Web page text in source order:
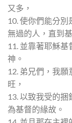
又多，
10. 使你們能分
無過的人，直到
11. 並靠著耶穌
神。
12. 弟兄們，我
旺，
13. 以致我受的
為基督的緣故。